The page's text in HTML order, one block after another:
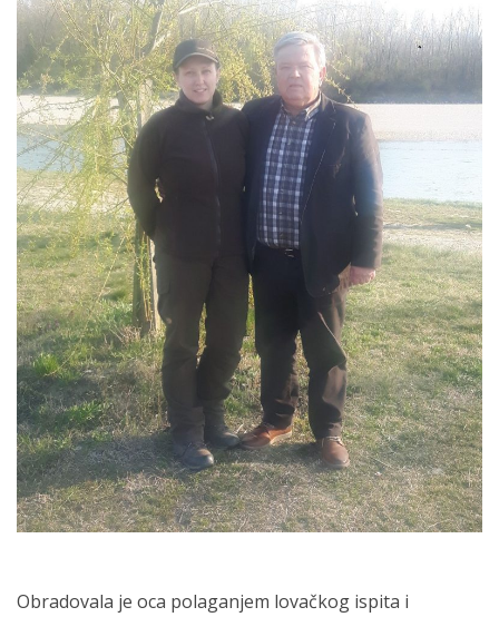
Obradovala je oca polaganjem lovačkog ispita i